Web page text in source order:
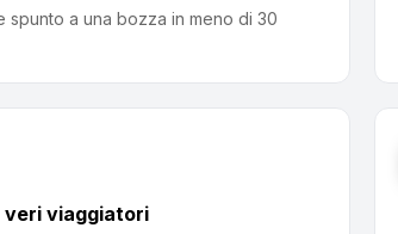
spunto a una bozza in meno di 30
veri viaggiatori